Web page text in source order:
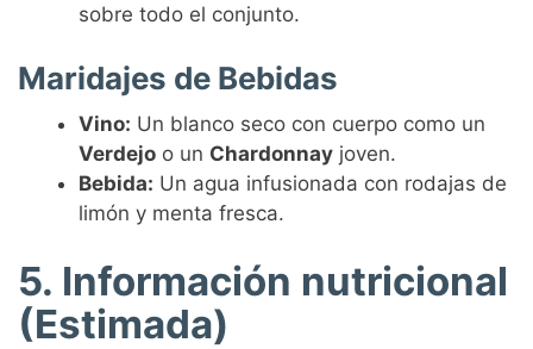
sobre todo el conjunto.
Maridajes de Bebidas
Vino: Un blanco seco con cuerpo como un
Verdejo o un Chardonnay joven.
Bebida: Un agua infusionada con rodajas de
limón y menta fresca.
5. Información nutricional
(Estimada)